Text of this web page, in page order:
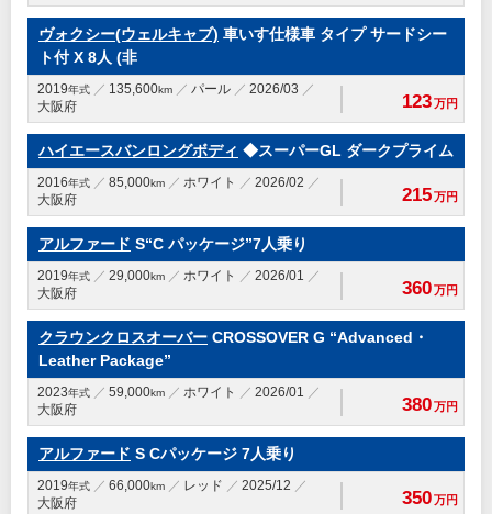
ヴォクシー(ウェルキャブ) 車いす仕様車 タイプ サードシー
ト付 X 8人 (非
2019年式 135,600km パール
2026/03
大阪府
123万円
ハイエースバンロングボディ ◆スーパーGL ダークプライム
2016年式 85,000km ホワイト
2026/02
大阪府
215万円
アルファード S“C パッケージ”7人乗り
2019年式 29,000km ホワイト
2026/01
大阪府
360万円
クラウンクロスオーバー CROSSOVER G “Advanced・
Leather Package”
2023年式 59,000km ホワイト
2026/01
大阪府
380万円
アルファード S Cパッケージ 7人乗り
2019年式 66,000km レッド
2025/12
大阪府
350万円